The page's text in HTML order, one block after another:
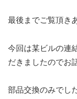
最後までご覧頂き
今回は某ビルの連
だきましたのでお
部品交換のみでし